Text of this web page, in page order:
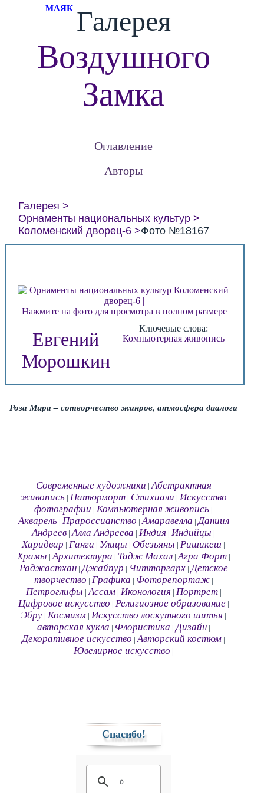
МАЯК Галерея
Воздушного
Замка
Оглавление
Авторы
Галерея
Орнаменты национальных культур
Коломенский дворец-6
Фото №18167
Нажмите на фото для просмотра в полном размере
Евгений
Морошкин
Ключевые слова:
Компьютерная живопись
Роза Мира – сотворчество жанров, атмосфера диалога
Современные художники |Абстрактная
живопись| Натюрморт| Стихиали Искусство
фотографии |Компьютерная живопись
Акварель| Прароссианство |Амаравелла |Даниил
Андреев |Алла Андреева |Индия |Индийцы
Харидвар |Ганга Улицы |Обезьяны |Ришикеш
Храмы |Архитектура Тадж Махал|Агра Форт|
Раджастхан|Джайпур Читторгарх|Детское
творчество Графика Фоторепортаж|
Петроглифы |Ассам| Иконология Портрет|
Цифровое искусство Религиозное образование|
Эбру |Космизм |Искусство лоскутного шитья
авторская кукла Флористика |Дизайн|
Декоративное искусство |Авторский костюм
Ювелирное искусство
Спасибо!